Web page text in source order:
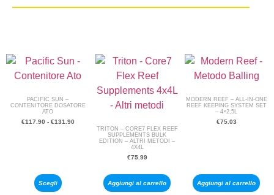
PACIFIC SUN –
CONTENITORE DOSATORE
ATO
€117.90 - €131.90
Scegli
TRITON – CORE7 FLEX REEF
SUPPLEMENTS BULK
EDITION – ALTRI METODI –
4X4L
€75.99
Aggiungi al carrello
MODERN REEF – ALL-IN-ONE
REEF KEEPING SYSTEM SET
– 4×2,5L
€75.03
Aggiungi al carrello